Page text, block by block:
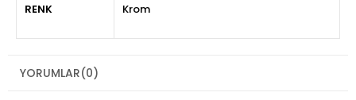
RENK Krom
YORUMLAR(0)